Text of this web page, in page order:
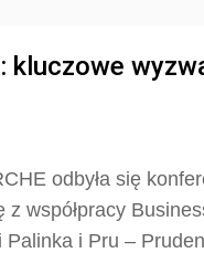
odbyła się
z współpracy
i Pru –